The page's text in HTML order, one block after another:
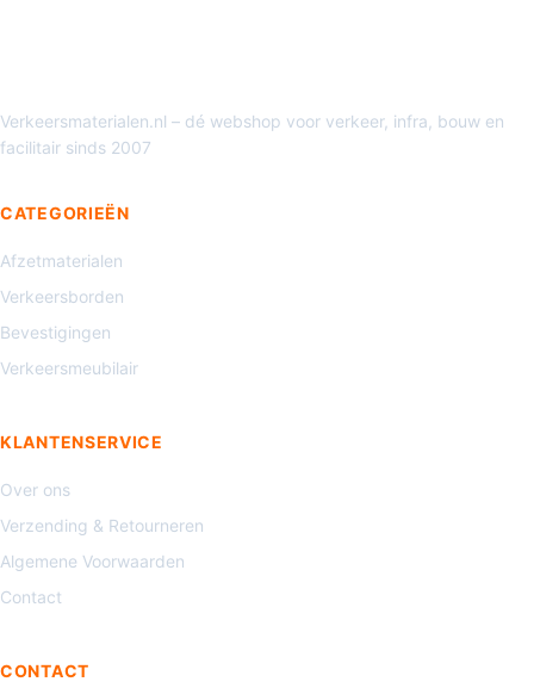
Verkeersmaterialen.nl – dé webshop voor verkeer, infra, bouw en
facilitair sinds 2007
CATEGORIEËN
Afzetmaterialen
Verkeersborden
Bevestigingen
Verkeersmeubilair
KLANTENSERVICE
Over ons
Verzending & Retourneren
Algemene Voorwaarden
Contact
CONTACT